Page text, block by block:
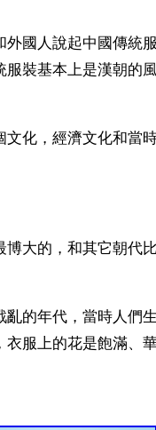
國人說起中國傳統
裝基本上是漢朝的
化，經濟文化和當
大的，和其它朝代
的年代，當時人們
服上的花是飽滿、